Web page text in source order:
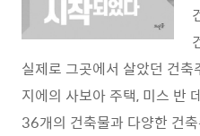
실제로 그곳에서 살았던 건
지에의 사보아 주택, 미스 반
36개의 건축물과 다양한 건